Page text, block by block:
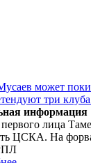
информация
лица
ЦСКА. На